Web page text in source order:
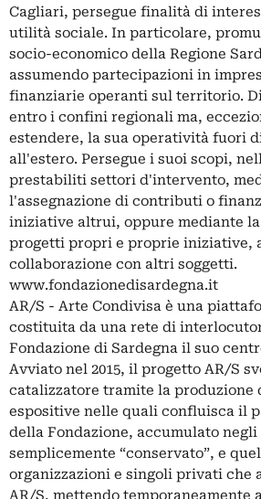
Cagliari, persegue finalità di
utilità sociale. In particolare,
socio-economico della Regione
assumendo partecipazioni in
finanziarie operanti sul territorio.
entro i confini regionali ma,
estendere, la sua operatività fuori
all'estero. Persegue i suoi scopi,
prestabiliti settori d'intervento,
l'assegnazione di contributi o
iniziative altrui, oppure mediante
progetti propri e proprie iniziative,
collaborazione con altri soggetti.
www.fondazionedisardegna.it
AR/S - Arte Condivisa è una
costituita da una rete di
Fondazione di Sardegna il suo
Avviato nel 2015, il progetto AR/S
catalizzatore tramite la produzione
espositive nelle quali confluisca il
della Fondazione, accumulato
semplicemente “conservato”, e
organizzazioni e singoli privati che
AR/S, mettendo temporaneamente